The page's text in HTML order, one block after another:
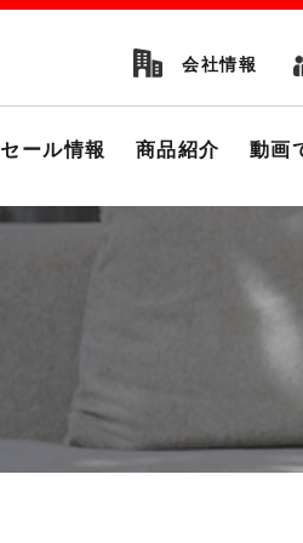
会社情報
セール情報 商品紹介 動画